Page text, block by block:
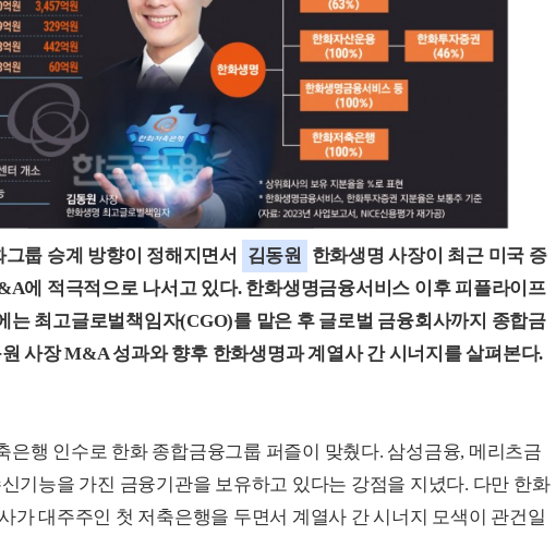
그룹 승계 방향이 정해지면서 김동원
한화생명 사장이 최근 미국 증
에 적극적으로 나서고 있다. 한화생명금융서비스 이후 피플라이프
는 최고글로벌책임자(CGO)를 맡은 후 글로벌 금융회사까지 종합금
사장 M&A 성과와 향후 한화생명과 계열사 간 시너지를 살펴본다.
은행 인수로 한화 종합금융그룹 퍼즐이 맞췄다. 삼성금융, 메리츠금
기능을 가진 금융기관을 보유하고 있다는 강점을 지녔다. 다만 한화
가 대주주인 첫 저축은행을 두면서 계열사 간 시너지 모색이 관건일